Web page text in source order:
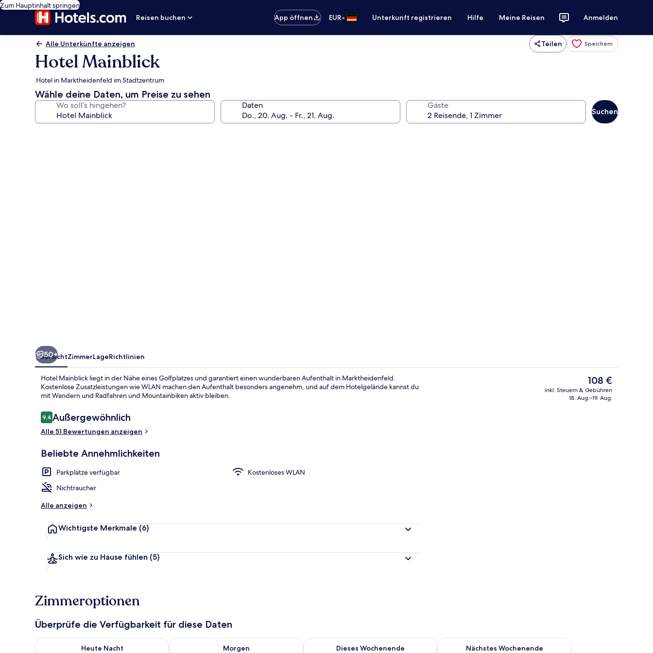
Zum Hauptinhalt springen
Reisen buchen
App öffnen EUR• Unterkunft registrieren Hilfe Meine Reisen Anmelden
Alle Unterkünfte anzeigen Teilen Speichern
Hotel Mainblick
Hotel in Marktheidenfeld im Stadtzentrum
Wähle deine Daten, um Preise zu sehen
Wo soll’s hingehen? Daten Gäste
Suchen
50+
ÜbersichtZimmerLageRichtlinien
Hotel Mainblick liegt in der Nähe eines Golfplatzes und garantiert einen wunderbaren Aufenthalt in Marktheidenfeld.
Kostenlose Zusatzleistungen wie WLAN machen den Aufenthalt besonders angenehm, und auf dem Hotelgelände kannst du
mit Wandern und Radfahren und Mountainbiken aktiv bleiben.
Bewertungen
9,49,4 von 10.
Außergewöhnlich
Alle 51 Bewertungen anzeigen
Beliebte Annehmlichkeiten
Parkplätze verfügbar
Kostenloses WLAN
Nichtraucher
Alle anzeigen
Wichtigste Merkmale (6)
Sich wie zu Hause fühlen (5)
Der
aktuelle
Preis
108 €
inkl. Steuern & Gebühren
18. Aug.–19. Aug.
Zimmeroptionen
Überprüfe die Verfügbarkeit für diese Daten
Heute Nacht
Überprüfe die Verfügbarkeit für heute Nacht, Aug. 6 - Aug. 7.
Morgen
Überprüfe die Verfügbarkeit für morgen, Aug. 7 - Aug. 8.
Dieses Wochenende
Überprüfe die Verfügbarkeit für dieses Wochenende, Aug. 7 - Aug. 9.
Nächstes Wochenende
Überprüfe die Verfügbarkeit für nächstes Wochenende, Aug.